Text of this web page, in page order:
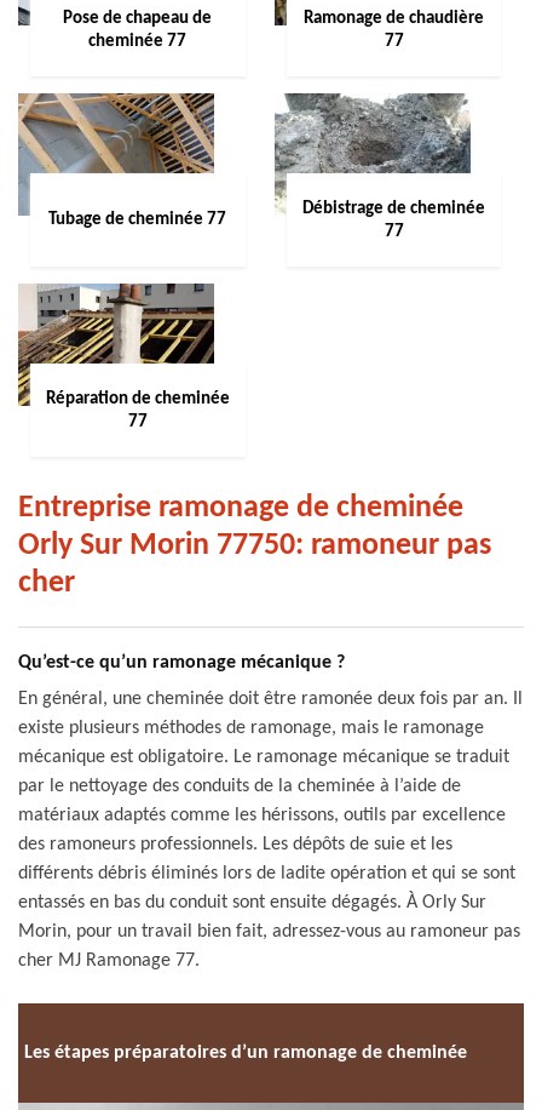
Pose de chapeau de
cheminée 77
Ramonage de chaudière
77
Tubage de cheminée 77
Débistrage de cheminée
77
Réparation de cheminée
77
Entreprise ramonage de cheminée
Orly Sur Morin 77750: ramoneur pas
cher
Qu’est-ce qu’un ramonage mécanique ?
En général, une cheminée doit être ramonée deux fois par an. Il
existe plusieurs méthodes de ramonage, mais le ramonage
mécanique est obligatoire. Le ramonage mécanique se traduit
par le nettoyage des conduits de la cheminée à l’aide de
matériaux adaptés comme les hérissons, outils par excellence
des ramoneurs professionnels. Les dépôts de suie et les
différents débris éliminés lors de ladite opération et qui se sont
entassés en bas du conduit sont ensuite dégagés. À Orly Sur
Morin, pour un travail bien fait, adressez-vous au ramoneur pas
cher MJ Ramonage 77.
Les étapes préparatoires d’un ramonage de cheminée